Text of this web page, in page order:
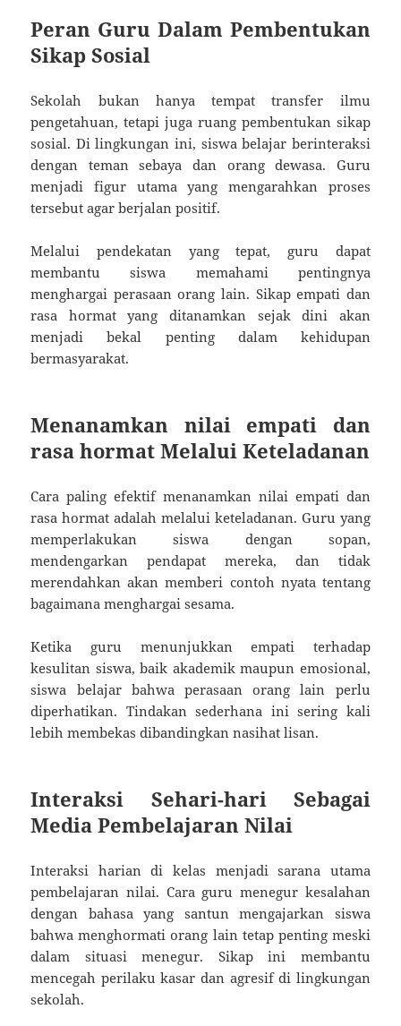
Peran Guru Dalam Pembentukan
Sikap Sosial
Sekolah bukan hanya tempat transfer ilmu
pengetahuan, tetapi juga ruang pembentukan sikap
sosial. Di lingkungan ini, siswa belajar berinteraksi
dengan teman sebaya dan orang dewasa. Guru
menjadi figur utama yang mengarahkan proses
tersebut agar berjalan positif.
Melalui pendekatan yang tepat, guru dapat
membantu siswa memahami pentingnya
menghargai perasaan orang lain. Sikap empati dan
rasa hormat yang ditanamkan sejak dini akan
menjadi bekal penting dalam kehidupan
bermasyarakat.
Menanamkan nilai empati dan
rasa hormat Melalui Keteladanan
Cara paling efektif menanamkan nilai empati dan
rasa hormat adalah melalui keteladanan. Guru yang
memperlakukan siswa dengan sopan,
mendengarkan pendapat mereka, dan tidak
merendahkan akan memberi contoh nyata tentang
bagaimana menghargai sesama.
Ketika guru menunjukkan empati terhadap
kesulitan siswa, baik akademik maupun emosional,
siswa belajar bahwa perasaan orang lain perlu
diperhatikan. Tindakan sederhana ini sering kali
lebih membekas dibandingkan nasihat lisan.
Interaksi Sehari-hari Sebagai
Media Pembelajaran Nilai
Interaksi harian di kelas menjadi sarana utama
pembelajaran nilai. Cara guru menegur kesalahan
dengan bahasa yang santun mengajarkan siswa
bahwa menghormati orang lain tetap penting meski
dalam situasi menegur. Sikap ini membantu
mencegah perilaku kasar dan agresif di lingkungan
sekolah.